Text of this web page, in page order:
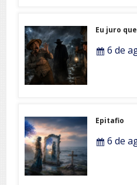
Eu juro
6 de
Epitafio
6 de